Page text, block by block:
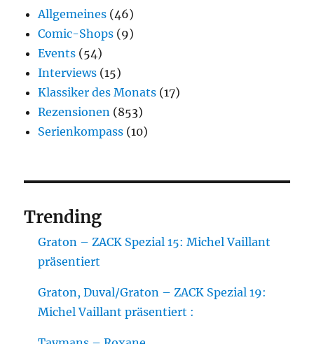
Allgemeines (46)
Comic-Shops (9)
Events (54)
Interviews (15)
Klassiker des Monats (17)
Rezensionen (853)
Serienkompass (10)
Trending
Graton – ZACK Spezial 15: Michel Vaillant
präsentiert
Graton, Duval/Graton – ZACK Spezial 19:
Michel Vaillant präsentiert :